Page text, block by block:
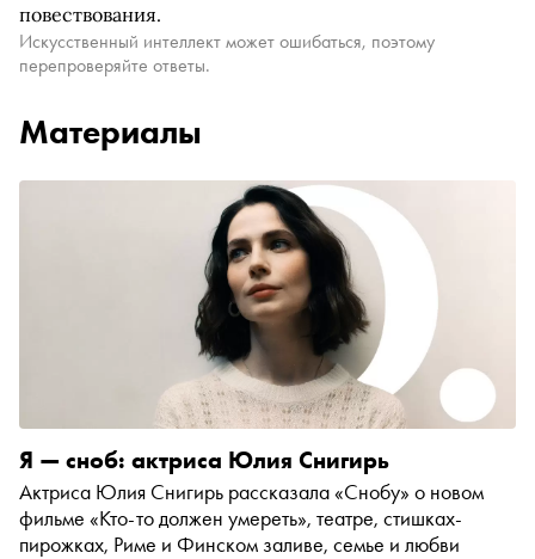
повествования.
Искусственный интеллект может ошибаться, поэтому
перепроверяйте ответы.
Материалы
Я — сноб: актриса Юлия Снигирь
Актриса Юлия Снигирь рассказала «Снобу» о новом
фильме «Кто-то должен умереть», театре, стишках-
пирожках, Риме и Финском заливе, семье и любви